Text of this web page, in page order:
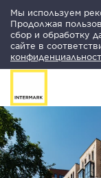
Мы используем
Продолжая
сбор и обработку
сайте в